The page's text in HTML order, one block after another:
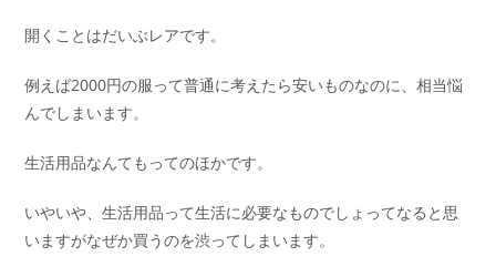
開くことはだいぶレアです。
例えば2000円の服って普通に考えたら安いものなのに、相当悩
んでしまいます。
生活用品なんてもってのほかです。
いやいや、生活用品って生活に必要なものでしょってなると思
いますがなぜか買うのを渋ってしまいます。